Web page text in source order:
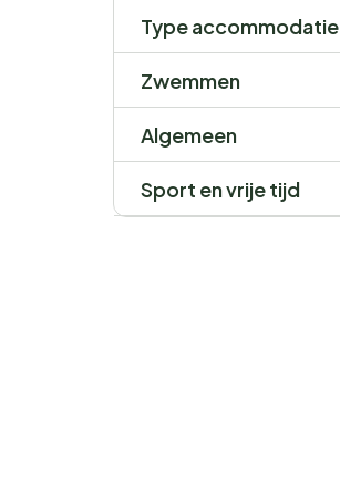
Type accommodatie
Zwemmen
Algemeen
Sport en vrije tijd